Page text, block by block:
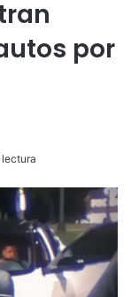
por
lectura